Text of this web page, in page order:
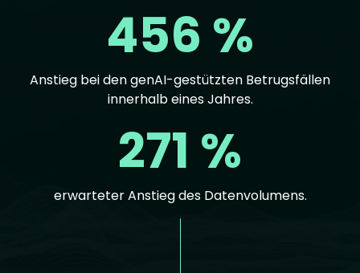
456 %
Anstieg bei den genAI-gestützten Betrugsfällen
innerhalb eines Jahres.
271 %
erwarteter Anstieg des Datenvolumens.